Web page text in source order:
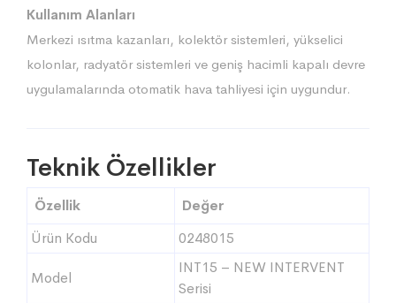
Kullanım Alanları
Merkezi ısıtma kazanları, kolektör sistemleri, yükselici
kolonlar, radyatör sistemleri ve geniş hacimli kapalı devre
uygulamalarında otomatik hava tahliyesi için uygundur.
Teknik Özellikler
Özellik
Değer
Ürün Kodu
0248015
Model
INT15 – NEW INTERVENT
Serisi